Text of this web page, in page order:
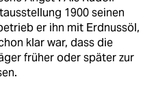
1900 seinen
er ihn mit Erdnussöl,
klar war, dass die
früher oder später zur